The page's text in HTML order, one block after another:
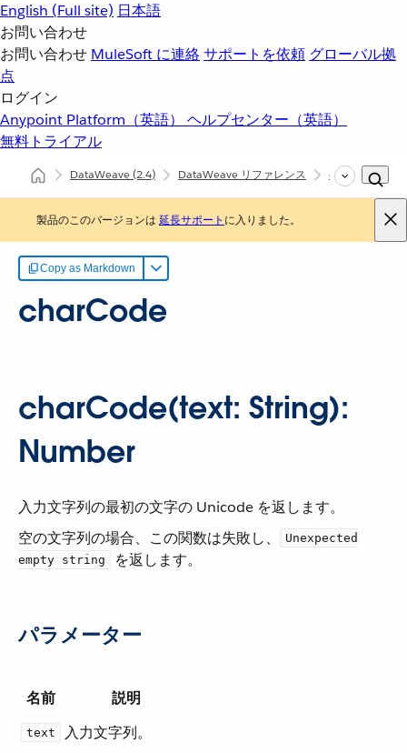
English (Full site) 日本語
お問い合わせ
お問い合わせ MuleSoft に連絡サポートを依頼 グローバル拠
点
ログイン
Anypoint Platform（英語） ヘルプセンター（英語）
無料トライアル
DataWeave(2.4) DataWeave リファレンス
製品のこのバージョンは 延長サポート に入りました。
Copy as Markdown
charCode
charCode(text: String):
Number
入力文字列の最初の文字の Unicode を返します。
空の文字列の場合、この関数は失敗し、​
Unexpected
empty string
​ を返します。
パラメーター
名前 説明
text 入力文字列。